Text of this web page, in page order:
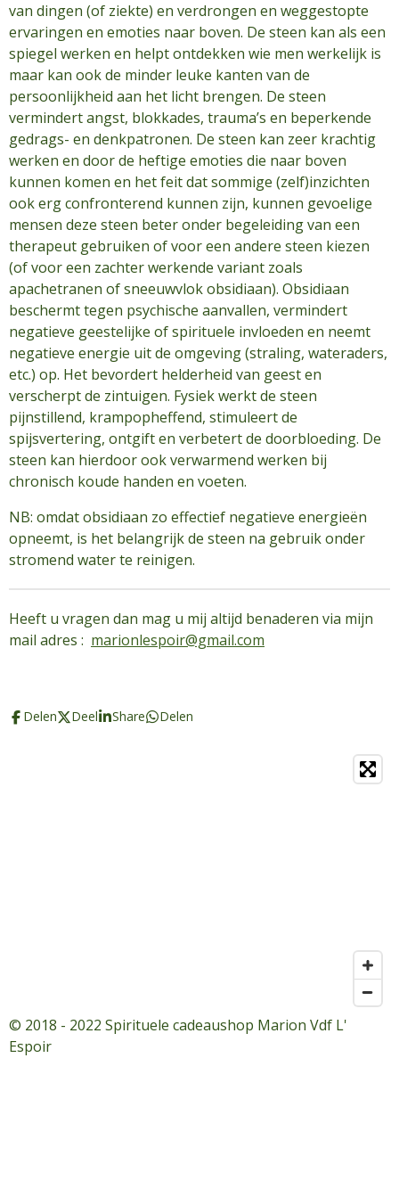
van dingen (of ziekte) en verdrongen en weggestopte
ervaringen en emoties naar boven. De steen kan als een
spiegel werken en helpt ontdekken wie men werkelijk is
maar kan ook de minder leuke kanten van de
persoonlijkheid aan het licht brengen. De steen
vermindert angst, blokkades, trauma’s en beperkende
gedrags- en denkpatronen. De steen kan zeer krachtig
werken en door de heftige emoties die naar boven
kunnen komen en het feit dat sommige (zelf)inzichten
ook erg confronterend kunnen zijn, kunnen gevoelige
mensen deze steen beter onder begeleiding van een
therapeut gebruiken of voor een andere steen kiezen
(of voor een zachter werkende variant zoals
apachetranen of sneeuwvlok obsidiaan). Obsidiaan
beschermt tegen psychische aanvallen, vermindert
negatieve geestelijke of spirituele invloeden en neemt
negatieve energie uit de omgeving (straling, wateraders,
etc.) op. Het bevordert helderheid van geest en
verscherpt de zintuigen. Fysiek werkt de steen
pijnstillend, krampopheffend, stimuleert de
spijsvertering, ontgift en verbetert de doorbloeding. De
steen kan hierdoor ook verwarmend werken bij
chronisch koude handen en voeten.
NB: omdat obsidiaan zo effectief negatieve energieën
opneemt, is het belangrijk de steen na gebruik onder
stromend water te reinigen.
Heeft u vragen dan mag u mij altijd benaderen via mijn
mail adres : marionlespoir@gmail.com
Delen Deel Share Delen
© 2018 - 2022 Spirituele cadeaushop Marion Vdf L'
Espoir